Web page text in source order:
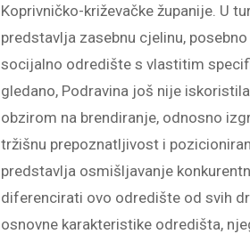
Koprivničko-križevačke županije. U
predstavlja zasebnu cjelinu,
socijalno odredište s vlastitim
gledano, Podravina još nije
obzirom na brendiranje, odnosno
tržišnu prepoznatljivost i
predstavlja osmišljavanje
diferencirati ovo odredište od svih
osnovne karakteristike odredišta,